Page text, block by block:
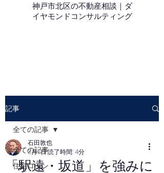
神戸市北区の不動産相談｜ダ
イヤモンドコンサルティング
記事
全ての記事
住宅ローン
全ての記事
「駅遠・坂道」を強みに
石田敦也
3月7日読了時間: 4分